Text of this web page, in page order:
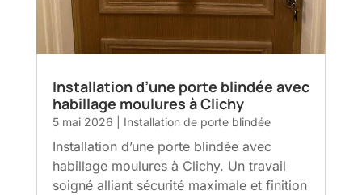
Installation d’une porte blindée avec
habillage moulures à Clichy
5 mai 2026 Installation de porte blindée
Installation d’une porte blindée avec
habillage moulures à Clichy. Un travail
soigné alliant sécurité maximale et finition